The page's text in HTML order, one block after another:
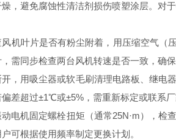
避免腐蚀性清洁剂损伤喷塑涂层。对
叶片是否有粉尘附着，用压缩空气（
需同步检查两台风机转速是否一致，确保
用吸尘器或软毛刷清理电路板、继电
差超过±1℃或±5%，需重新标定或联系厂
机固定螺栓扭矩（通常25N·m），检
可根据使用频率制定更换计划。